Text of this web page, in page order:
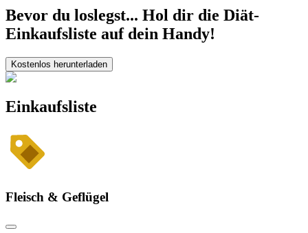
Bevor du loslegst... Hol dir die Diät-
Einkaufsliste auf dein Handy!
Kostenlos herunterladen
Einkaufsliste
Fleisch & Geflügel